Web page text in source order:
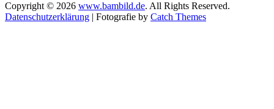
Copyright © 2026 www.bambild.de. All Rights Reserved.
Datenschutzerklärung | Fotografie by Catch Themes